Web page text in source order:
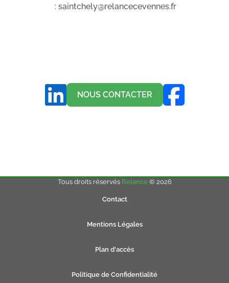
: saintchely@relancecevennes.fr
NOUS CONTACTER
Tous droits réservés Relance© 2026
Contact
Mentions Légales
Plan d'accès
Politique de Confidentialité